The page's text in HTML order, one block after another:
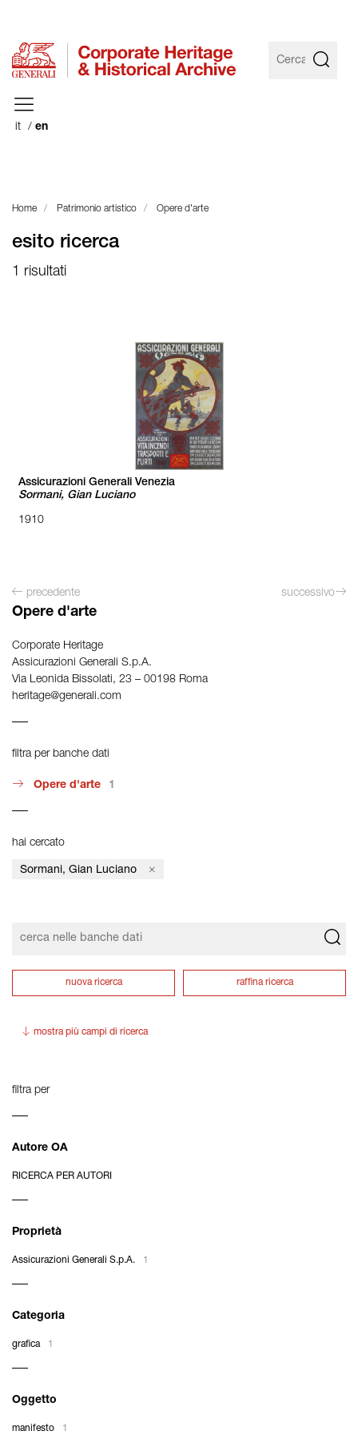
it en
Home Patrimonio artistico Opere d'arte
esito ricerca
1 risultati
Assicurazioni Generali Venezia
Sormani, Gian Luciano
1910
precedente successivo
Opere d'arte
Corporate Heritage
Assicurazioni Generali S.p.A.
Via Leonida Bissolati, 23 – 00198 Roma
heritage@generali.com
filtra per banche dati
Opere d'arte 1
hai cercato
Sormani, Gian Luciano
nuova ricerca raffina ricerca
mostra più campi di ricerca
filtra per
Autore OA
RICERCA PER AUTORI
Proprietà
Assicurazioni Generali S.p.A. 1
Categoria
grafica 1
Oggetto
manifesto 1